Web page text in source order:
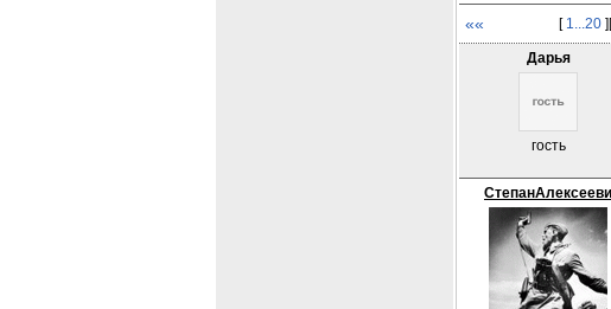
«« [ 1...20
Дарья
гость
СтепанАлексееви